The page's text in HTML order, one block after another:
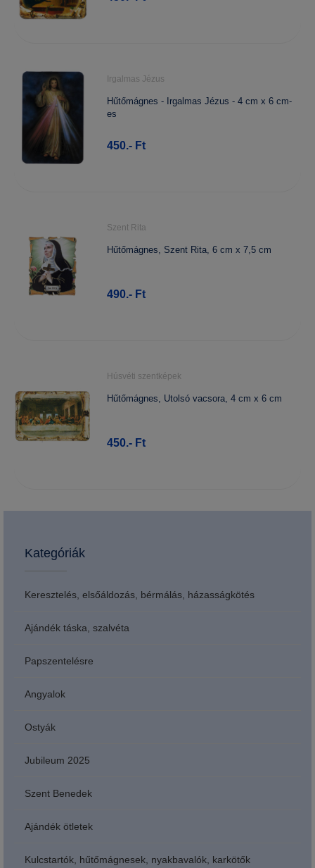
Irgalmas Jézus
Hűtőmágnes - Irgalmas Jézus - 4 cm x 6 cm-
es
450.- Ft
Szent Rita
Hűtőmágnes, Szent Rita, 6 cm x 7,5 cm
490.- Ft
Húsvéti szentképek
Hűtőmágnes, Utolsó vacsora, 4 cm x 6 cm
450.- Ft
Kategóriák
Keresztelés, elsőáldozás, bérmálás, házasságkötés
Ajándék táska, szalvéta
Papszentelésre
Angyalok
Ostyák
Jubileum 2025
Szent Benedek
Ajándék ötletek
Kulcstartók, hűtőmágnesek, nyakbavalók, karkötők